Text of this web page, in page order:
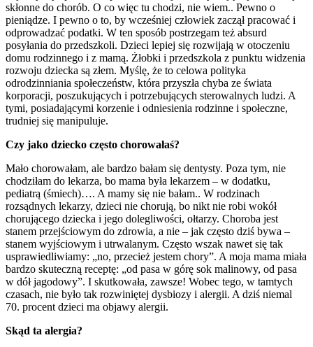
skłonne do chorób. O co więc tu chodzi, nie wiem.. Pewno o
pieniądze. I pewno o to, by wcześniej człowiek zaczął pracować i
odprowadzać podatki. W ten sposób postrzegam też absurd
posyłania do przedszkoli. Dzieci lepiej się rozwijają w otoczeniu
domu rodzinnego i z mamą. Żłobki i przedszkola z punktu widzenia
rozwoju dziecka są złem. Myślę, że to celowa polityka
odrodzinniania społeczeństw, która przyszła chyba ze świata
korporacji, poszukujących i potrzebujących sterowalnych ludzi. A
tymi, posiadającymi korzenie i odniesienia rodzinne i społeczne,
trudniej się manipuluje.
Czy jako dziecko często chorowałaś?
Mało chorowałam, ale bardzo bałam się dentysty. Poza tym, nie
chodziłam do lekarza, bo mama była lekarzem – w dodatku,
pediatrą (śmiech)…. A mamy się nie bałam.. W rodzinach
rozsądnych lekarzy, dzieci nie chorują, bo nikt nie robi wokół
chorującego dziecka i jego dolegliwości, ołtarzy. Choroba jest
stanem przejściowym do zdrowia, a nie – jak często dziś bywa –
stanem wyjściowym i utrwalanym. Często wszak nawet się tak
usprawiedliwiamy: „no, przecież jestem chory”. A moja mama miała
bardzo skuteczną receptę: „od pasa w górę sok malinowy, od pasa
w dół jagodowy”. I skutkowała, zawsze! Wobec tego, w tamtych
czasach, nie było tak rozwiniętej dysbiozy i alergii. A dziś niemal
70. procent dzieci ma objawy alergii.
Skąd ta alergia?